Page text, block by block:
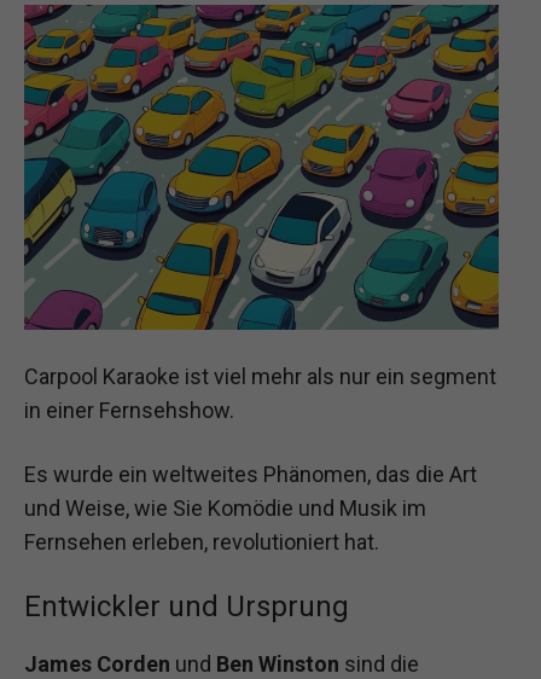
Carpool Karaoke ist viel mehr als nur ein segment
in einer Fernsehshow.
Es wurde ein weltweites Phänomen, das die Art
und Weise, wie Sie Komödie und Musik im
Fernsehen erleben, revolutioniert hat.
Entwickler und Ursprung
James Corden und Ben Winston sind die